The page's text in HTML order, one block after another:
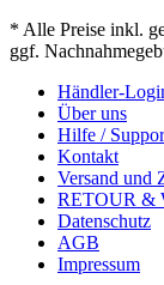
* Alle Preise inkl.
ggf.
Händler-
Über uns
Hilfe /
Kontakt
Versand und
RETOUR &
Datenschutz
AGB
Impressum